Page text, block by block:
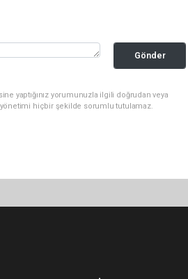
Gönder
yaptığınız yorumunuzla ilgili doğrudan veya
yönetimi hiçbir şekilde sorumlu tutulamaz.